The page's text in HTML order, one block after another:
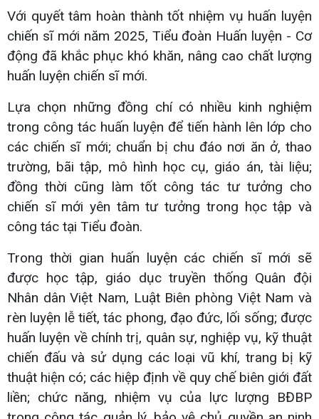
Với quyết tâm hoàn thành tốt nhiệm vụ huấn luyện
chiến sĩ mới năm 2025, Tiểu đoàn Huấn luyện - Cơ
động đã khắc phục khó khăn, nâng cao chất lượng
huấn luyện chiến sĩ mới.
Lựa chọn những đồng chí có nhiều kinh nghiệm
trong công tác huấn luyện để tiến hành lên lớp cho
các chiến sĩ mới; chuẩn bị chu đáo nơi ăn ở, thao
trường, bãi tập, mô hình học cụ, giáo án, tài liệu;
đồng thời cũng làm tốt công tác tư tưởng cho
chiến sĩ mới yên tâm tư tưởng trong học tập và
công tác tại Tiểu đoàn.
Trong thời gian huấn luyện các chiến sĩ mới sẽ
được học tập, giáo dục truyền thống Quân đội
Nhân dân Việt Nam, Luật Biên phòng Việt Nam và
rèn luyện lễ tiết, tác phong, đạo đức, lối sống; được
huấn luyện về chính trị, quân sự, nghiệp vụ, kỹ thuật
chiến đấu và sử dụng các loại vũ khí, trang bị kỹ
thuật hiện có; các hiệp định về quy chế biên giới đất
liền; chức năng, nhiệm vụ của lực lượng BĐBP